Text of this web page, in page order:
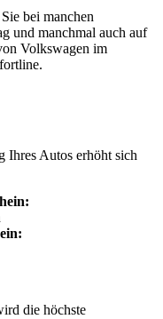
bei manchen
und manchmal auch auf
Volkswagen im
Ihres Autos erhöht sich
die höchste